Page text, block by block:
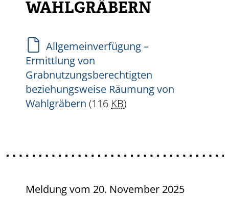
WAHLGRÄBERN
Allgemeinverfügung –
Ermittlung von
Grabnutzungsberechtigten
beziehungsweise Räumung von
Wahlgräbern (116 KB)
Meldung vom 20. November 2025